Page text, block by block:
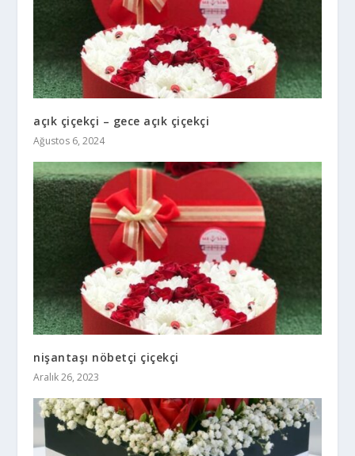
açık çiçekçi – gece açık çiçekçi
Ağustos 6, 2024
nişantaşı nöbetçi çiçekçi
Aralık 26, 2023